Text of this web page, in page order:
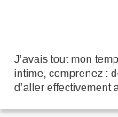
J’avais tout mon
intime, comprenez :
d’aller effectivement